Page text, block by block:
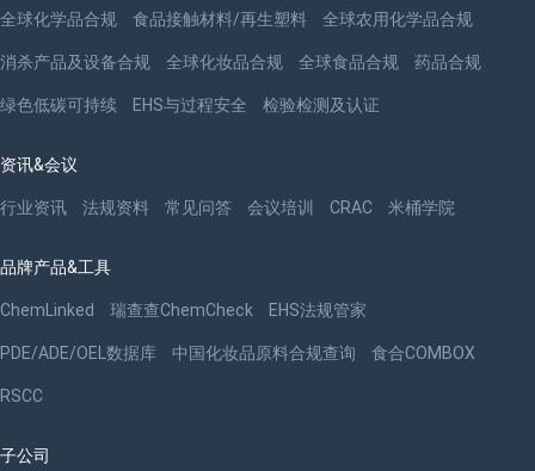
全球化学品合规 食品接触材料/再生塑料 全球农用化学品合规
消杀产品及设备合规 全球化妆品合规 全球食品合规 药品合规
绿色低碳可持续 EHS与过程安全 检验检测及认证
资讯&会议
行业资讯 法规资料 常见问答 会议培训 CRAC 米桶学院
品牌产品&工具
ChemLinked 瑞查查ChemCheck EHS法规管家
PDE/ADE/OEL数据库 中国化妆品原料合规查询 食合COMBOX
RSCC
子公司